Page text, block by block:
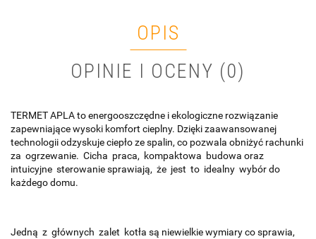
OPIS
OPINIE I OCENY (0)
TERMET APLA to energooszczędne i ekologiczne rozwiązanie
zapewniające wysoki komfort cieplny. Dzięki zaawansowanej
technologii odzyskuje ciepło ze spalin, co pozwala obniżyć rachunki
za ogrzewanie. Cicha praca, kompaktowa budowa oraz
intuicyjne sterowanie sprawiają, że jest to idealny wybór do
każdego domu.
Jedną z głównych zalet kotła są niewielkie wymiary co sprawia,